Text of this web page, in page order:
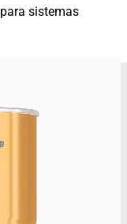
sistemas